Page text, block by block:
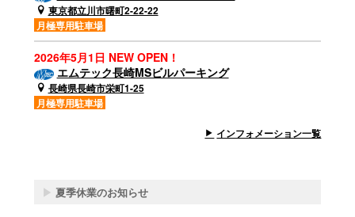
東京都立川市曙町2-22-22
月極専用駐車場
2026年5月1日 NEW OPEN！
エムテック長崎MSビルパーキング
長崎県長崎市栄町1-25
月極専用駐車場
インフォメーション一覧
▶ 夏季休業のお知らせ